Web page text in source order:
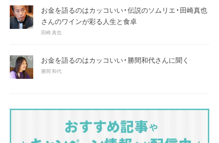
お金を語るのはカッコいい・伝説のソムリエ・田崎真也
さんのワインが彩る人生と食卓
田崎 真也
お金を語るのはカッコいい・勝間和代さんに聞く
勝間 和代